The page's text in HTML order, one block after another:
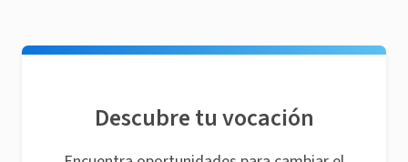
Descubre tu vocación